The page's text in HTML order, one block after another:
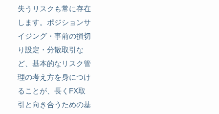
失うリスクも常に存在
します。ポジションサ
イジング・事前の損切
り設定・分散取引な
ど、基本的なリスク管
理の考え方を身につけ
ることが、長くFX取
引と向き合うための基